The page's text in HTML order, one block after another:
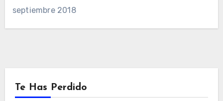
septiembre 2018
Te Has Perdido